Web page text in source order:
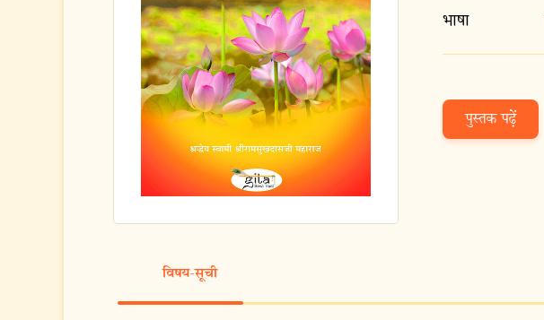
भाषा
पुस्तक पढ़ें
विषय-सूची